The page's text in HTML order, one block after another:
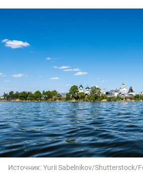
Источник:Yurii Sabelnikov/Shutterstock/